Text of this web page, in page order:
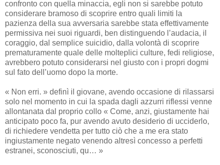
confronto con quella minaccia, egli non si sarebbe potuto
considerare bramoso di scoprire entro quali limiti la
pazienza della sua avversaria sarebbe stata effettivamente
permissiva nei suoi riguardi, ben distinguendo l’audacia, il
coraggio, dal semplice suicidio, dalla volontà di scoprire
prematuramente quale delle molteplici culture, fedi religiose,
avrebbero potuto considerarsi nel giusto con i propri dogmi
sul fato dell’uomo dopo la morte.
« Non erri. » definì il giovane, avendo occasione di rilassarsi
solo nel momento in cui la spada dagli azzurri riflessi venne
allontanata dal proprio collo « Come, anzi, giustamente hai
anticipato poco fa, pur avendo avuto desiderio di ucciderlo,
di richiedere vendetta per tutto ciò che a me era stato
ingiustamente negato venendo altresì concesso a perfetti
estranei, sconosciuti, qu… »